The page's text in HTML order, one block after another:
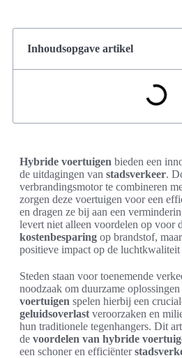
Inhoudsopgave artikel
Hybride voertuigen bieden een
de uitdagingen van stadsverkeer.
verbrandingsmotor te combineren
zorgen deze voertuigen voor een
en dragen ze bij aan een
levert niet alleen voordelen op voor
kostenbesparing op brandstof,
positieve impact op de
Steden staan voor toenemende
noodzaak om duurzame
voertuigen spelen hierbij een
geluidsoverlast veroorzaken en
hun traditionele tegenhangers. Dit
de voordelen van hybride
een schoner en efficiënter